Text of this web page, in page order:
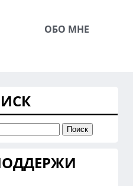
ОБО МНЕ